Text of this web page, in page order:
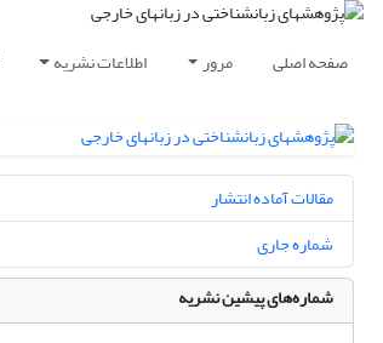
صفحه اصلی مرور اطلاعات نشریه
مقالات آماده انتشار
شماره جاری
شماره‌های پیشین نشریه